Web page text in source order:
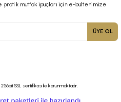
mutfak ipuçları için e-bültenimize
ÜYE OL
256bit SSL sertifikası ile korunmaktadır.